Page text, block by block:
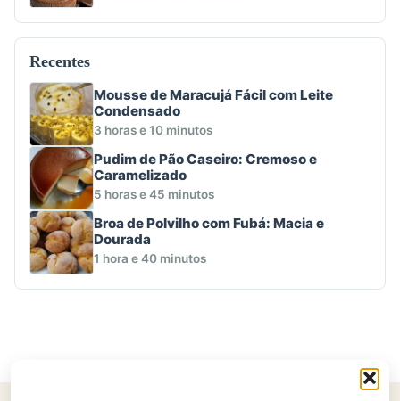
Recentes
Mousse de Maracujá Fácil com Leite
Condensado
3 horas e 10 minutos
Pudim de Pão Caseiro: Cremoso e
Caramelizado
5 horas e 45 minutos
Broa de Polvilho com Fubá: Macia e
Dourada
1 hora e 40 minutos